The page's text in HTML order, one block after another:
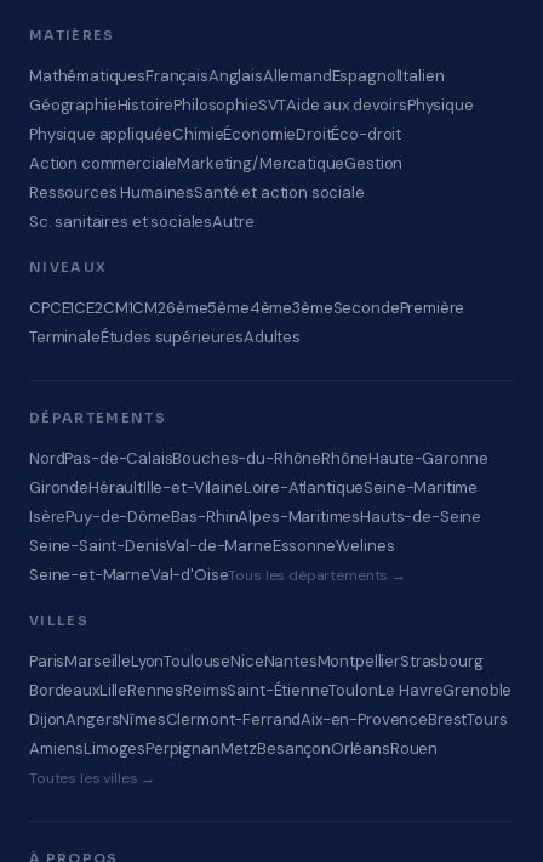
MATIÈRES
MathématiquesFrançaisAnglaisAllemandEspagnolItalien
GéographieHistoirePhilosophieSVTAide aux devoirsPhysique
Physique appliquéeChimieÉconomieDroitÉco-droit
Action commercialeMarketing/MercatiqueGestion
Ressources HumainesSanté et action sociale
Sc. sanitaires et socialesAutre
NIVEAUX
CPCE1CE2CM1CM26ème5ème4ème3èmeSecondePremière
TerminaleÉtudes supérieuresAdultes
DÉPARTEMENTS
NordPas-de-CalaisBouches-du-RhôneRhôneHaute-Garonne
GirondeHéraultIlle-et-VilaineLoire-AtlantiqueSeine-Maritime
IsèrePuy-de-DômeBas-RhinAlpes-MaritimesHauts-de-Seine
Seine-Saint-DenisVal-de-MarneEssonneYvelines
Seine-et-MarneVal-d'OiseTous les départements →
VILLES
ParisMarseilleLyonToulouseNiceNantesMontpellierStrasbourg
BordeauxLilleRennesReimsSaint-ÉtienneToulonLe HavreGrenoble
DijonAngersNîmesClermont-FerrandAix-en-ProvenceBrestTours
AmiensLimogesPerpignanMetzBesançonOrléansRouen
Toutes les villes →
À PROPOS